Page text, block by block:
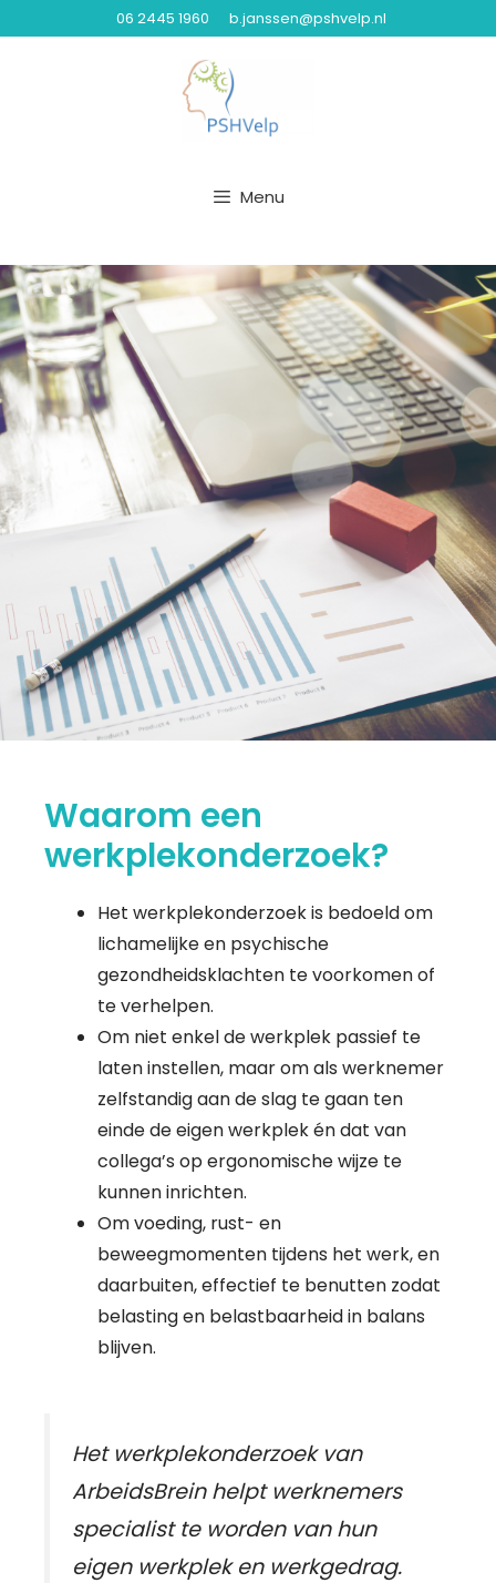
06 2445 1960 b.janssen@pshvelp.nl
Menu
Waarom een
werkplekonderzoek?
Het werkplekonderzoek is bedoeld om
lichamelijke en psychische
gezondheidsklachten te voorkomen of
te verhelpen.
Om niet enkel de werkplek passief te
laten instellen, maar om als werknemer
zelfstandig aan de slag te gaan ten
einde de eigen werkplek én dat van
collega’s op ergonomische wijze te
kunnen inrichten.
Om voeding, rust- en
beweegmomenten tijdens het werk, en
daarbuiten, effectief te benutten zodat
belasting en belastbaarheid in balans
blijven.
Het werkplekonderzoek van
ArbeidsBrein helpt werknemers
specialist te worden van hun
eigen werkplek en werkgedrag.